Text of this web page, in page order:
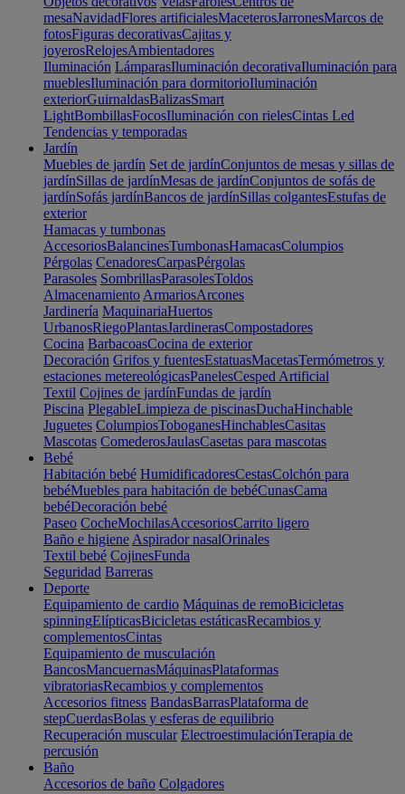
mesaNavidadFlores artificialesMaceterosJarronesMarcos de
fotosFiguras decorativasCajitas y
joyerosRelojesAmbientadores
Iluminación LámparasIluminación decorativaIluminación para
mueblesIluminación para dormitorioIluminación
exteriorGuirnaldasBalizasSmart
LightBombillasFocosIluminación con rielesCintas Led
Tendencias y temporadas
Jardín
Muebles de jardín Set de jardínConjuntos de mesas y sillas de
jardínSillas de jardínMesas de jardínConjuntos de sofás de
jardínSofás jardínBancos de jardínSillas colgantesEstufas de
exterior
Hamacas y tumbonas
AccesoriosBalancinesTumbonasHamacasColumpios
Pérgolas CenadoresCarpasPérgolas
Parasoles SombrillasParasolesToldos
Almacenamiento ArmariosArcones
Jardinería MaquinariaHuertos
UrbanosRiegoPlantasJardinerasCompostadores
Cocina BarbacoasCocina de exterior
Decoración Grifos y fuentesEstatuasMacetasTermómetros y
estaciones metereológicasPanelesCesped Artificial
Textil Cojines de jardínFundas de jardín
Piscina PlegableLimpieza de piscinasDuchaHinchable
Juguetes ColumpiosToboganesHinchablesCasitas
Mascotas ComederosJaulasCasetas para mascotas
Bebé
Habitación bebé HumidificadoresCestasColchón para
bebéMuebles para habitación de bebéCunasCama
bebéDecoración bebé
Paseo CocheMochilasAccesoriosCarrito ligero
Baño e higiene Aspirador nasalOrinales
Textil bebé CojinesFunda
Seguridad Barreras
Deporte
Equipamiento de cardio Máquinas de remoBicicletas
spinningElípticasBicicletas estáticasRecambios y
complementosCintas
Equipamiento de musculación
BancosMancuernasMáquinasPlataformas
vibratoriasRecambios y complementos
Accesorios fitness BandasBarrasPlataforma de
stepCuerdasBolas y esferas de equilibrio
Recuperación muscular ElectroestimulaciónTerapia de
percusión
Baño
Accesorios de baño Colgadores